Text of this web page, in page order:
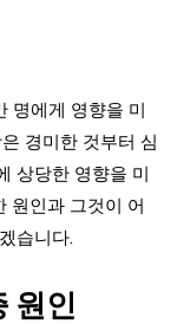
명에게 영향을 미
경미한 것부터 심
상당한 영향을 미
원인과 그것이 어
습니다.
원인